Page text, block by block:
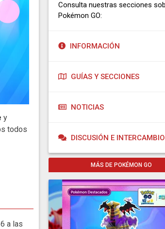
y
todos
a las
Consulta nuestras secciones
Pokémon GO:
INFORMACIÓN
GUÍAS Y SECCIONES
NOTICIAS
DISCUSIÓN E
MÁS DE POKÉMON GO